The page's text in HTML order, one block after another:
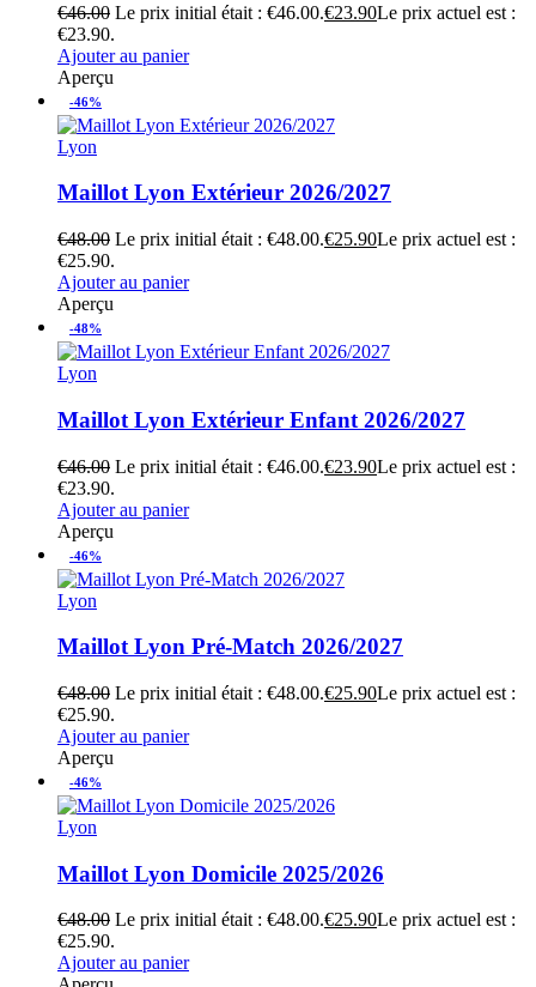
€46.00 Le prix initial était : €46.00.€23.90Le prix actuel est :
€23.90.
Ajouter au panier
Aperçu
-46%
Lyon
Maillot Lyon Extérieur 2026/2027
€48.00 Le prix initial était : €48.00.€25.90Le prix actuel est :
€25.90.
Ajouter au panier
Aperçu
-48%
Lyon
Maillot Lyon Extérieur Enfant 2026/2027
€46.00 Le prix initial était : €46.00.€23.90Le prix actuel est :
€23.90.
Ajouter au panier
Aperçu
-46%
Lyon
Maillot Lyon Pré-Match 2026/2027
€48.00 Le prix initial était : €48.00.€25.90Le prix actuel est :
€25.90.
Ajouter au panier
Aperçu
-46%
Lyon
Maillot Lyon Domicile 2025/2026
€48.00 Le prix initial était : €48.00.€25.90Le prix actuel est :
€25.90.
Ajouter au panier